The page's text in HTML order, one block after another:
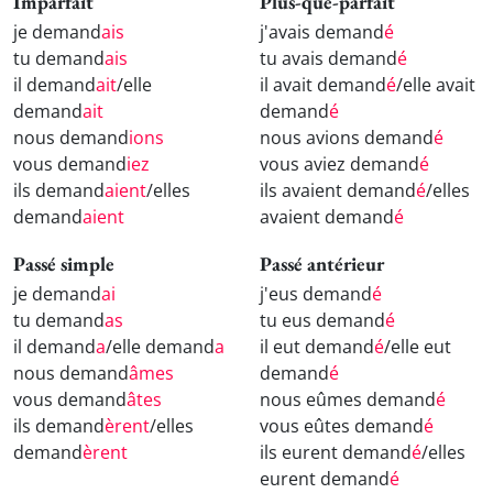
je demandais
tu demandais
il demandait/elle
demandait
nous demandions
vous demandiez
ils demandaient/elles
demandaient
j'avais demandé
tu avais demandé
il avait demandé/elle avait
demandé
nous avions demandé
vous aviez demandé
ils avaient demandé/elles
avaient demandé
Passé simple
je demandai
tu demandas
il demanda/elle demanda
nous demandâmes
vous demandâtes
ils demandèrent/elles
demandèrent
Passé antérieur
j'eus demandé
tu eus demandé
il eut demandé/elle eut
demandé
nous eûmes demandé
vous eûtes demandé
ils eurent demandé/elles
eurent demandé